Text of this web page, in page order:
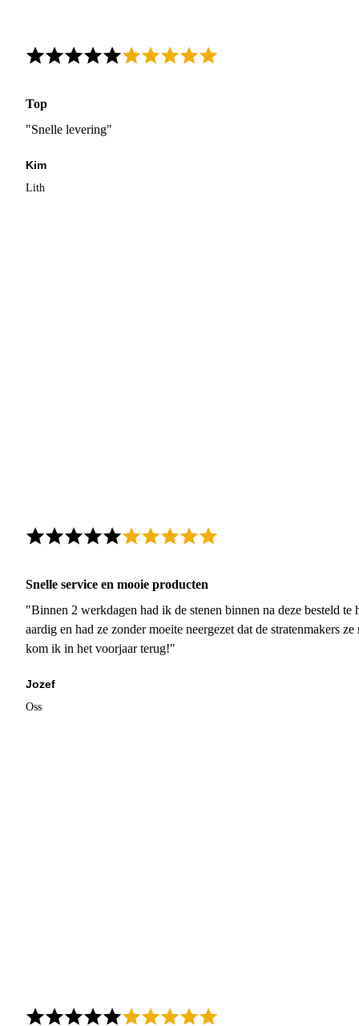
Top
"Snelle levering"
Kim
Lith
Snelle service en mooie producten
"Binnen 2 werkdagen had ik de stenen binnen na deze besteld
aardig en had ze zonder moeite neergezet dat de stratenmakers
kom ik in het voorjaar terug!"
Jozef
Oss